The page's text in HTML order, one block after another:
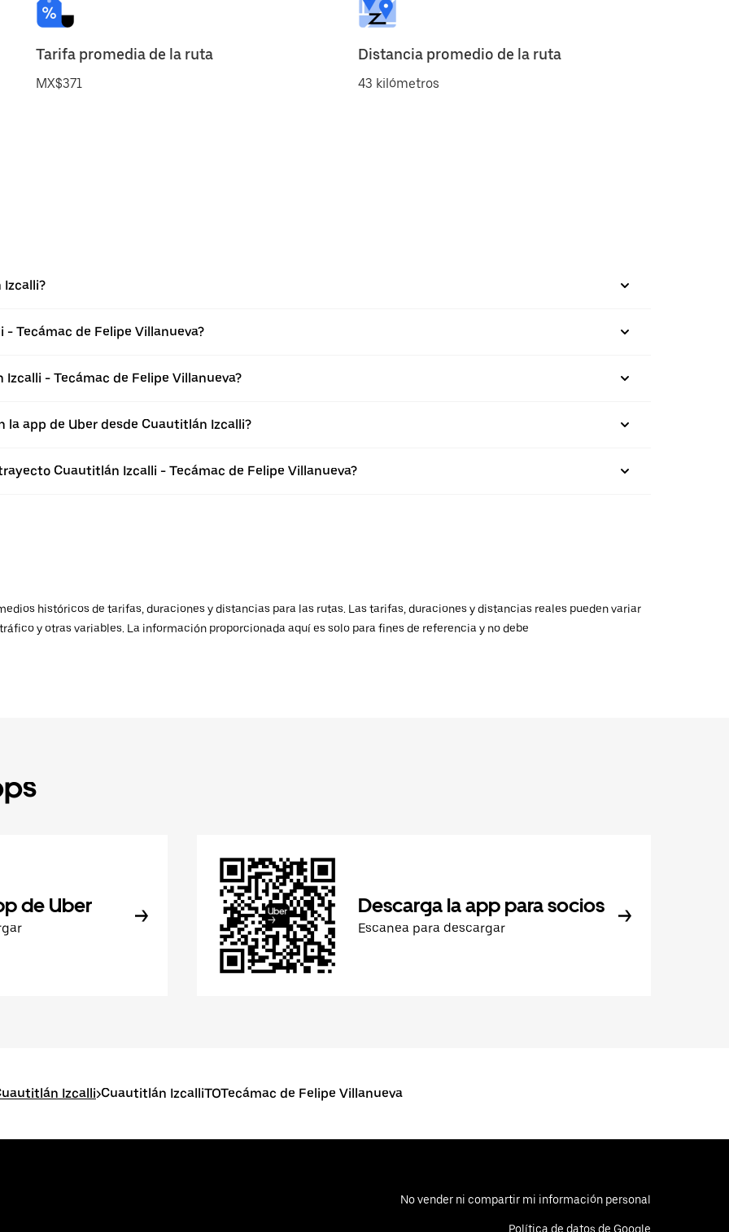
Tarifa promedia de la ruta
MX$371
Distancia promedio de la ruta
43 kilómetros
Izcalli?
Tecámac de Felipe Villanueva?
- Tecámac de Felipe Villanueva?
la app de Uber desde Cuautitlán Izcalli?
Cuautitlán Izcalli - Tecámac de Felipe Villanueva?
históricos de tarifas, duraciones y distancias para las rutas. Las tarifas, duraciones y distancias reales pueden variar
y otras variables. La información proporcionada aquí es solo para fines de referencia y no debe
de Uber Descarga la app para socios
Escanea para descargar
Izcalli>Cuautitlán IzcalliTOTecámac de Felipe Villanueva
No vender ni compartir mi información personal
Política de datos de Google